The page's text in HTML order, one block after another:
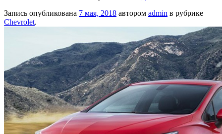
Запись опубликована 7 мая, 2018 автором admin в рубрике
Chevrolet.